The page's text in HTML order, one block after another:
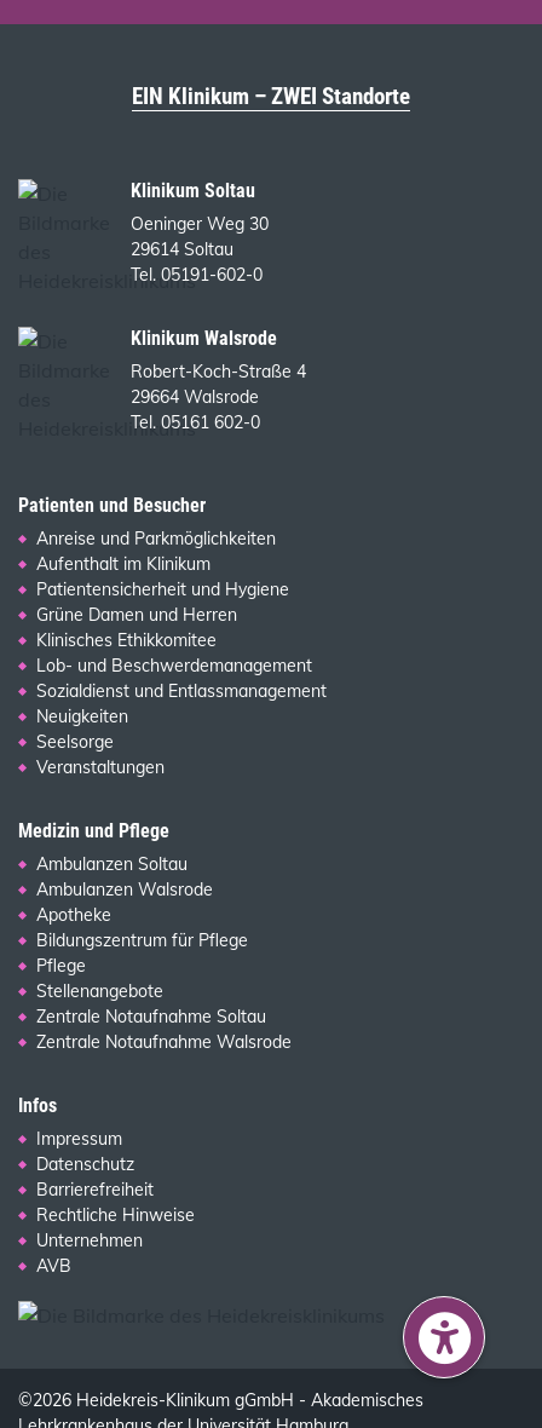
EIN Klinikum – ZWEI Standorte
Klinikum Soltau
Oeninger Weg 30
29614 Soltau
Tel. 05191-602-0
Klinikum Walsrode
Robert-Koch-Straße 4
29664 Walsrode
Tel. 05161 602-0
Patienten und Besucher
Anreise und Parkmöglichkeiten
Aufenthalt im Klinikum
Patientensicherheit und Hygiene
Grüne Damen und Herren
Klinisches Ethikkomitee
Lob- und Beschwerdemanagement
Sozialdienst und Entlassmanagement
Neuigkeiten
Seelsorge
Veranstaltungen
Medizin und Pflege
Ambulanzen Soltau
Ambulanzen Walsrode
Apotheke
Bildungszentrum für Pflege
Pflege
Stellenangebote
Zentrale Notaufnahme Soltau
Zentrale Notaufnahme Walsrode
Infos
Impressum
Datenschutz
Barrierefreiheit
Rechtliche Hinweise
Unternehmen
AVB
©2026 Heidekreis-Klinikum gGmbH - Akademisches